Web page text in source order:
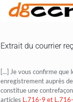
Extrait du courrier
[...] Je vous confirme
enregistrement auprès
constitue une
articles L.716-9 et